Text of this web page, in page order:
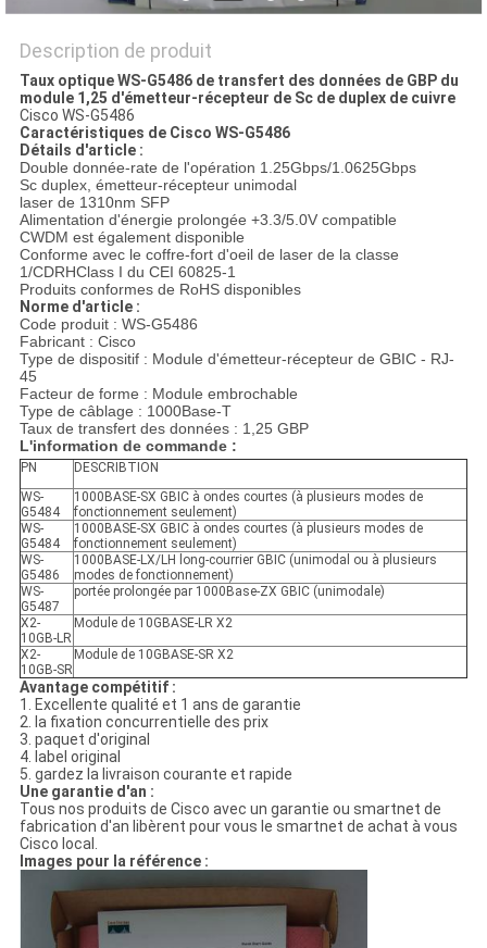
POLITIQUE
DE
CONFIDENTIALITÉ
Description de produit
Taux optique WS-G5486 de transfert des données de GBP du
module 1,25 d'émetteur-récepteur de Sc de duplex de cuivre
Cisco WS-G5486
Caractéristiques de Cisco WS-G5486
Détails d'article :
Double donnée-rate de l'opération 1.25Gbps/1.0625Gbps
Sc duplex, émetteur-récepteur unimodal
laser de 1310nm SFP
Alimentation d'énergie prolongée +3.3/5.0V compatible
CWDM est également disponible
Conforme avec le coffre-fort d'oeil de laser de la classe
1/CDRHClass I du CEI 60825-1
Produits conformes de RoHS disponibles
Norme d'article :
Code produit : WS-G5486
Fabricant : Cisco
Type de dispositif : Module d'émetteur-récepteur de GBIC - RJ-
45
Facteur de forme : Module embrochable
Type de câblage : 1000Base-T
Taux de transfert des données : 1,25 GBP
L'information de commande :
PN
DESCRIBTION
WS-
G5484
1000BASE-SX GBIC à ondes courtes (à plusieurs modes de
fonctionnement seulement)
WS-
G5484
1000BASE-SX GBIC à ondes courtes (à plusieurs modes de
fonctionnement seulement)
WS-
G5486
1000BASE-LX/LH long-courrier GBIC (unimodal ou à plusieurs
modes de fonctionnement)
WS-
G5487
portée prolongée par 1000Base-ZX GBIC (unimodale)
X2-
10GB-LR
Module de 10GBASE-LR X2
X2-
10GB-SR
Module de 10GBASE-SR X2
Avantage compétitif :
1. Excellente qualité et 1 ans de garantie
2. la fixation concurrentielle des prix
3. paquet d'original
4. label original
5. gardez la livraison courante et rapide
Une garantie d'an :
Tous nos produits de Cisco avec un garantie ou smartnet de
fabrication d'an libèrent pour vous le smartnet de achat à vous
Cisco local.
Images pour la référence :